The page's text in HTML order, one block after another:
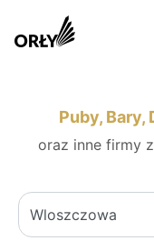
Puby, Bary,
oraz inne firmy